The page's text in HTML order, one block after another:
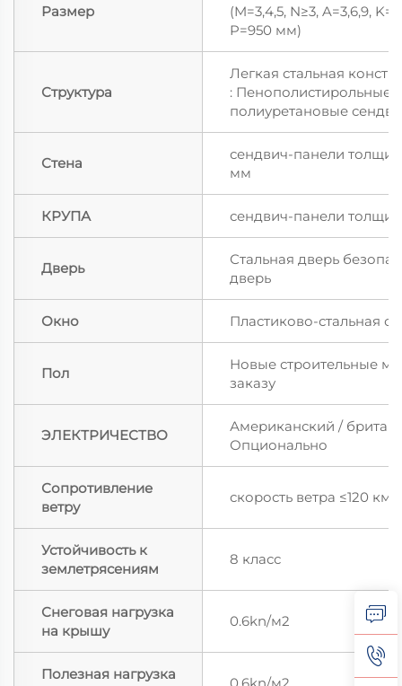
Размер
(M=3,4,5, N≥3, A=3,6,9,
P=950 мм)
Структура
Легкая стальная
: Пенополистирольные/
полиуретановые
Стена
сендвич-панели
мм
КРУПА сендвич-панели
Дверь
Стальная дверь
дверь
Окно Пластиково-стальная
Пол
Новые строительные
заказу
ЭЛЕКТРИЧЕСТВО
Американский /
Опционально
Сопротивление
ветру
скорость ветра ≤120 км/ч
Устойчивость к
землетрясениям
8 класс
Снеговая нагрузка
на крышу
0.6kn/м2
Полезная нагрузка